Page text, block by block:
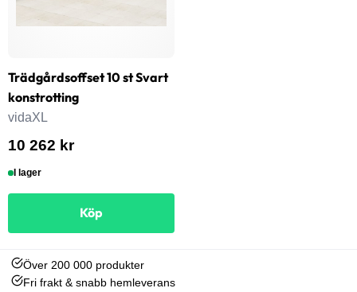
Trädgårdsoffset 10 st Svart
konstrotting
vidaXL
10 262 kr
I lager
Köp
Över 200 000 produkter
Fri frakt & snabb hemleverans